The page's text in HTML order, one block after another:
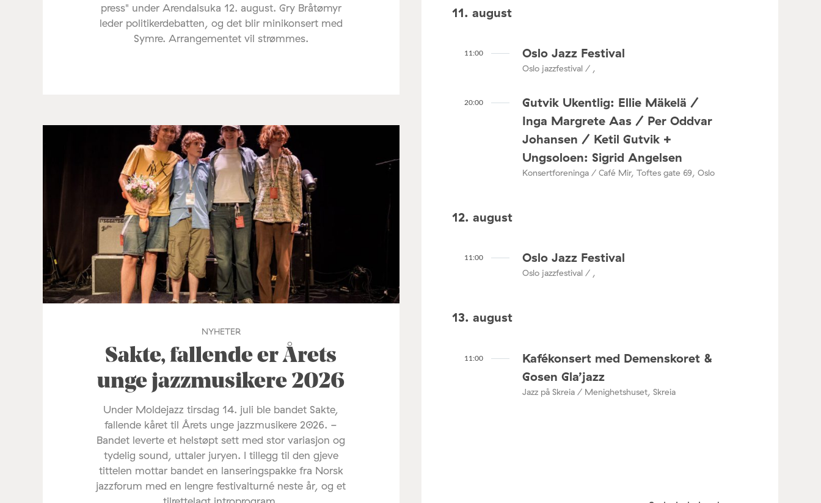
press" under Arendalsuka 12. august. Gry Bråtømyr
leder politikerdebatten, og det blir minikonsert med
Symre. Arrangementet vil strømmes.
NYHETER
Sakte, fallende er Årets
unge jazzmusikere 2026
Under Moldejazz tirsdag 14. juli ble bandet Sakte,
fallende kåret til Årets unge jazzmusikere 2026. -
Bandet leverte et helstøpt sett med stor variasjon og
tydelig sound, uttaler juryen. I tillegg til den gjeve
tittelen mottar bandet en lanseringspakke fra Norsk
jazzforum med en lengre festivalturné neste år, og et
11. august
11:00 Oslo Jazz Festival
Oslo jazzfestival / ,
20:00
Gutvik Ukentlig: Ellie Mäkelä /
Inga Margrete Aas / Per Oddvar
Johansen / Ketil Gutvik +
Ungsoloen: Sigrid Angelsen
Konsertforeninga / Café Mir, Toftes gate 69, Oslo
12. august
11:00 Oslo Jazz Festival
Oslo jazzfestival / ,
13. august
11:00
Kafékonsert med Demenskoret &
Gosen Gla’jazz
Jazz på Skreia / Menighetshuset, Skreia